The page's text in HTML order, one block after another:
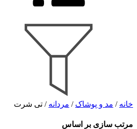
خانه / مد و پوشاک / مردانه / تی شرت
مرتب سازی بر اساس